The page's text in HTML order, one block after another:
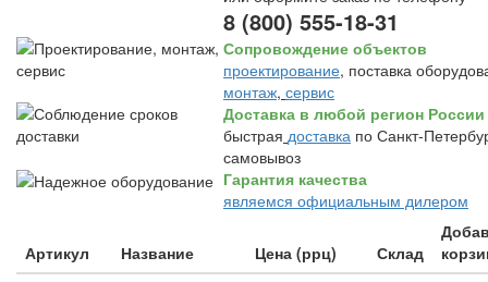
8 (800) 555-18-31
Сопровождение объектов
проектирование, поставка
монтаж, сервис
Доставка в любой регион России
быстрая доставка по Санкт-
самовывоз
Гарантия качества
являемся официальным дилером
Артикул Название Цена (ррц) Склад